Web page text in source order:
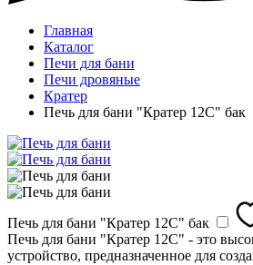
Главная
Каталог
Печи для бани
Печи дровяные
Кратер
Печь для бани "Кратер 12С" бак
Печь для бани "Кратер 12С" бак
Печь для бани "Кратер 12С" - это
устройство, предназначенное для